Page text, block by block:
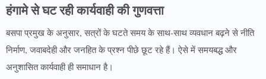
हंगामे से घट रही कार्यवाही की गुणवत्ता
बसपा प्रमुख के अनुसार, सत्रों के घटते समय के साथ-साथ व्यवधान बढ़ने से नीति
निर्माण, जवाबदेही और जनहित के प्रश्न पीछे छूट रहे हैं। ऐसे में समयबद्ध और
अनुशासित कार्यवाही ही समाधान है।